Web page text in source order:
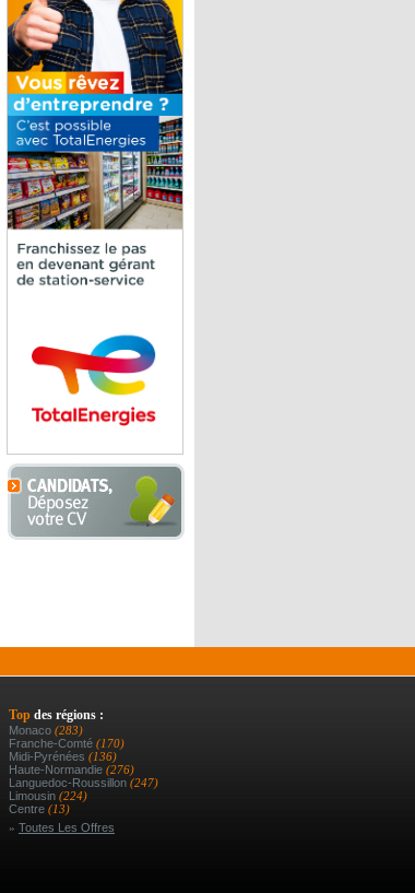
Top des régions :
Monaco (283)
Franche-Comté (170)
Midi-Pyrénées (136)
Haute-Normandie (276)
Languedoc-Roussillon (247)
Limousin (224)
Centre (13)
» Toutes Les Offres